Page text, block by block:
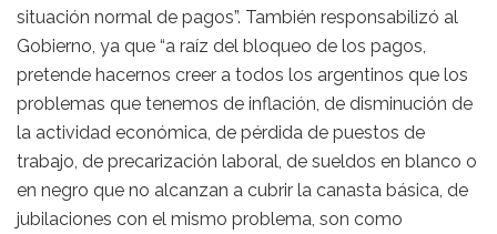
situación normal de pagos”. También responsabilizó al
Gobierno, ya que “a raíz del bloqueo de los pagos,
pretende hacernos creer a todos los argentinos que los
problemas que tenemos de inflación, de disminución de
la actividad económica, de pérdida de puestos de
trabajo, de precarización laboral, de sueldos en blanco o
en negro que no alcanzan a cubrir la canasta básica, de
jubilaciones con el mismo problema, son como